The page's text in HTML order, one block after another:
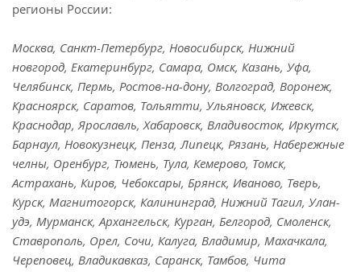
регионы России:
Москва, Санкт-Петербург, Новосибирск, Нижний
новгород, Екатеринбург, Самара, Омск, Казань, Уфа,
Челябинск, Пермь, Ростов-на-дону, Волгоград, Воронеж,
Красноярск, Саратов, Тольятти, Ульяновск, Ижевск,
Краснодар, Ярославль, Хабаровск, Владивосток, Иркутск,
Барнаул, Новокузнецк, Пенза, Липецк, Рязань, Набережные
челны, Оренбург, Тюмень, Тула, Кемерово, Томск,
Астрахань, Киров, Чебоксары, Брянск, Иваново, Тверь,
Курск, Магнитогорск, Калининград, Нижний Тагил, Улан-
удэ, Мурманск, Архангельск, Курган, Белгород, Смоленск,
Ставрополь, Орел, Сочи, Калуга, Владимир, Махачкала,
Череповец, Владикавказ, Саранск, Тамбов, Чита